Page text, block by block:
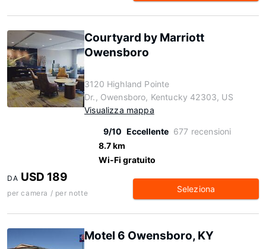
Courtyard by Marriott
Owensboro
3120 Highland Pointe
Dr., Owensboro, Kentucky 42303, US
Visualizza mappa
9/10 Eccellente 677 recensioni
8.7 km
Wi-Fi gratuito
DA USD 189
per camera / per notte Seleziona
Motel 6 Owensboro, KY